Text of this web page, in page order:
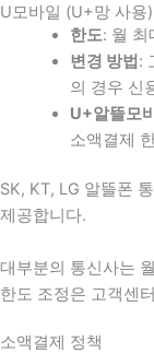
U모바일 (U+망 사용
한도: 월 최
변경 방법 :
의 경우 신
U+알뜰모
소액결제
SK, KT, LG 알뜰폰
제공합니다.
대부분의 통신사는
한도 조정은 고객센
소액결제 정책